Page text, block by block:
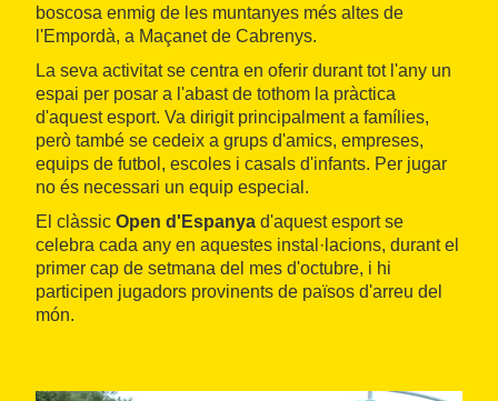
boscosa enmig de les muntanyes més altes de
l'Empordà, a Maçanet de Cabrenys.
La seva activitat se centra en oferir durant tot l'any un
espai per posar a l'abast de tothom la pràctica
d'aquest esport. Va dirigit principalment a famílies,
però també se cedeix a grups d'amics, empreses,
equips de futbol, escoles i casals d'infants. Per jugar
no és necessari un equip especial.
El clàssic Open d'Espanya d'aquest esport se
celebra cada any en aquestes instal·lacions, durant el
primer cap de setmana del mes d'octubre, i hi
participen jugadors provinents de països d'arreu del
món.